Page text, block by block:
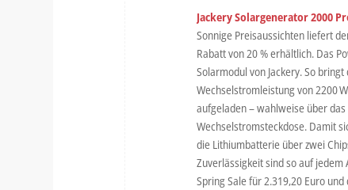
Jackery Solargenerator 2000
Sonnige Preisaussichten liefert
Rabatt von 20 % erhältlich. Das
Solarmodul von Jackery. So
Wechselstromleistung von 2200
aufgeladen – wahlweise über
Wechselstromsteckdose. Damit
die Lithiumbatterie über zwei
Zuverlässigkeit sind so auf jedem
Spring Sale für 2.319,20 Euro